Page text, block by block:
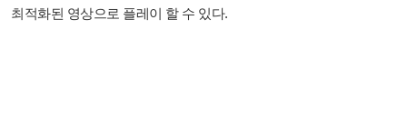
최적화된 영상으로 플레이 할 수 있다.